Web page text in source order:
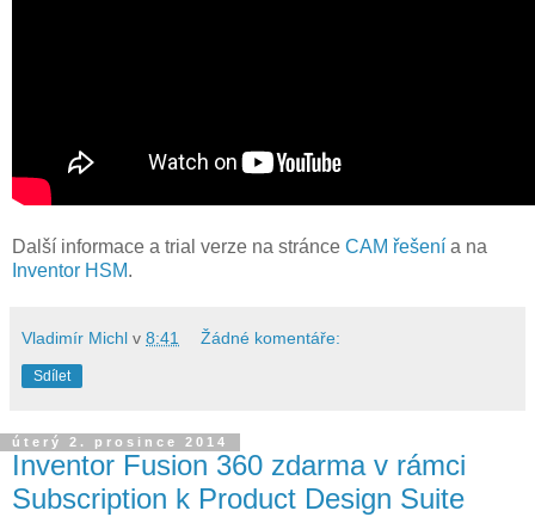
Další informace a trial verze na stránce CAM řešení a na
Inventor HSM.
Vladimír Michl v 8:41 Žádné komentáře:
Sdílet
úterý 2. prosince 2014
Inventor Fusion 360 zdarma v rámci
Subscription k Product Design Suite